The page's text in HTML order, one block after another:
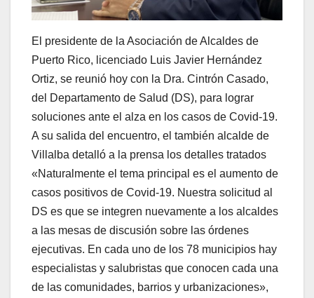
El presidente de la Asociación de Alcaldes de
Puerto Rico, licenciado Luis Javier Hernández
Ortiz, se reunió hoy con la Dra. Cintrón Casado,
del Departamento de Salud (DS), para lograr
soluciones ante el alza en los casos de Covid-19.
A su salida del encuentro, el también alcalde de
Villalba detalló a la prensa los detalles tratados
«Naturalmente el tema principal es el aumento de
casos positivos de Covid-19. Nuestra solicitud al
DS es que se integren nuevamente a los alcaldes
a las mesas de discusión sobre las órdenes
ejecutivas. En cada uno de los 78 municipios hay
especialistas y salubristas que conocen cada una
de las comunidades, barrios y urbanizaciones»,